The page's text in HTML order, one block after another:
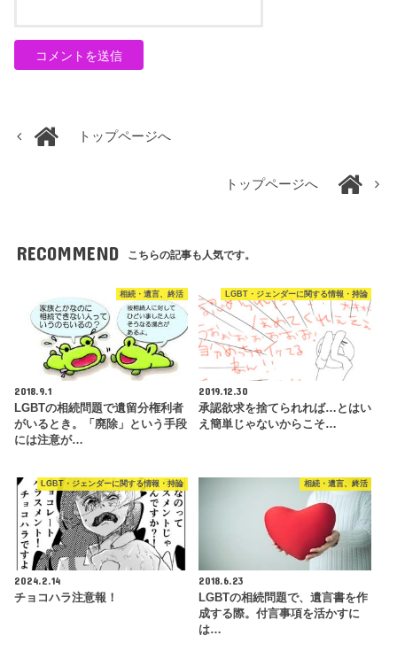
トップページへ
トップページへ
RECOMMEND こちらの記事も人気です。
相続・遺言、終活
2018.9.1
LGBTの相続問題で遺留分権利者
がいるとき。「廃除」という手段
には注意が…
LGBT・ジェンダーに関する情報・持論
2019.12.30
承認欲求を捨てられれば…とはい
え簡単じゃないからこそ…
LGBT・ジェンダーに関する情報・持論
2024.2.14
チョコハラ注意報！
相続・遺言、終活
2018.6.23
LGBTの相続問題で、遺言書を作
成する際。付言事項を活かすに
は…